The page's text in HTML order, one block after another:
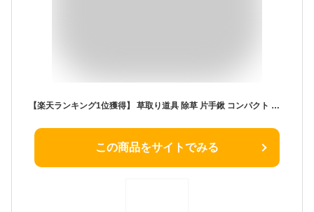
【楽天ランキング1位獲得】 草取り道具 除草 片手鍬 コンパクト 根こそぎ 草取り器 土おこし 根かき プランター 菜園 除草 鍬 芝生 植栽 雑草抜き 道具 ガーデニング 畑 園芸用 くわ 熊手 送料無料 送料込 150T◇ 除草ツール
この商品をサイトでみる